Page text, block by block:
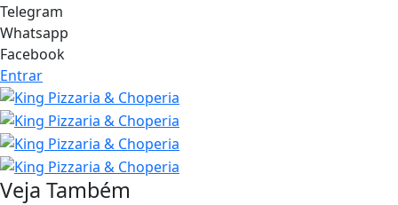
Telegram
Whatsapp
Facebook
Entrar
Veja Também